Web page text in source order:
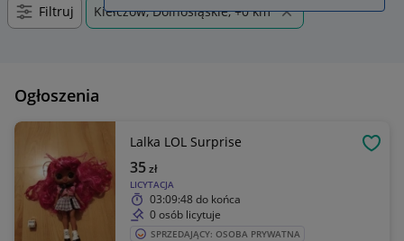
Filtruj Kiełczów, Dolnośląskie, +0 km
Ogłoszenia
Lalka LOL Surprise
LICYTACJA
35zł
03:09:48 do końca
0 osób licytuje
SPRZEDAJĄCY: OSOBA PRYWATNA